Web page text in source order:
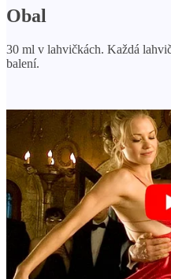
Obal
30 ml v lahvičkách. Každá
balení.